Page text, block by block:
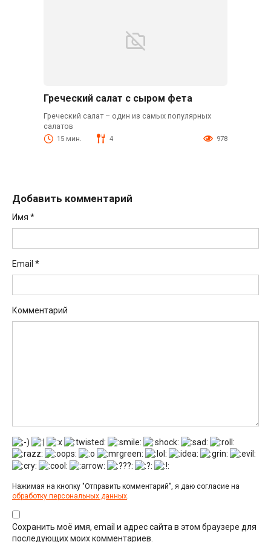
Греческий салат с сыром фета
Греческий салат – один из самых популярных
салатов
15 мин. 4 978
Добавить комментарий
Имя *
Email *
Комментарий
Нажимая на кнопку "Отправить комментарий", я даю согласие на
обработку персональных данных.
Сохранить моё имя, email и адрес сайта в этом браузере для
последующих моих комментариев.